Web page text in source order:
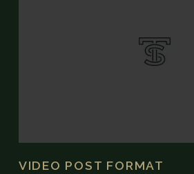
VIDEO POST FORMAT